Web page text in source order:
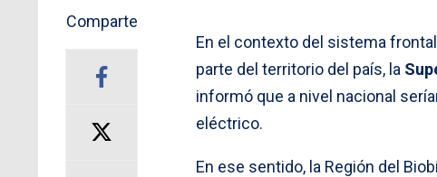
Comparte
En el contexto del sistema
parte del territorio del país, la
informó que a nivel nacional
eléctrico.
En ese sentido, la Región del